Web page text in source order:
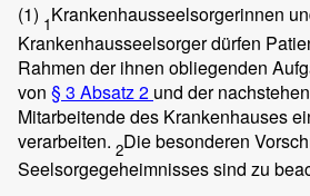
(1) 1Krankenhausseelsorgerinnen
Krankenhausseelsorger dürfen
Rahmen der ihnen obliegenden
von § 3 Absatz 2 und der
Mitarbeitende des Krankenhauses
verarbeiten. 2Die besonderen
Seelsorgegeheimnisses sind zu